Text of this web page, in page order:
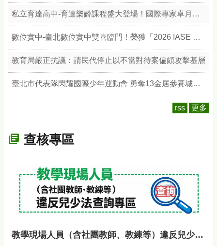
教育局嚴正抗議：請民代停止以不當對待案偏頗攻擊基層
rss 更多
查核專區
教學現場人員（含社團教師、教練等）違反兒少法查詢專區